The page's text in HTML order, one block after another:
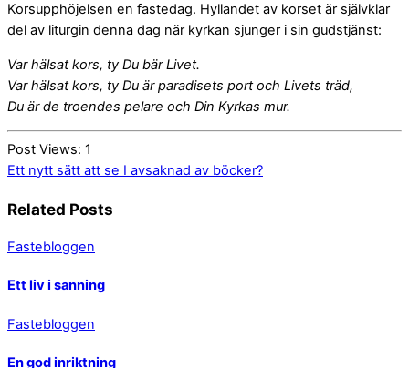
Korsupphöjelsen en fastedag. Hyllandet av korset är självklar
del av liturgin denna dag när kyrkan sjunger i sin gudstjänst:
Var hälsat kors, ty Du bär Livet.
Var hälsat kors, ty Du är paradisets port och Livets träd,
Du är de troendes pelare och Din Kyrkas mur.
Post Views: 1
Ett nytt sätt att se I avsaknad av böcker?
Related Posts
Fastebloggen
Ett liv i sanning
Fastebloggen
En god inriktning